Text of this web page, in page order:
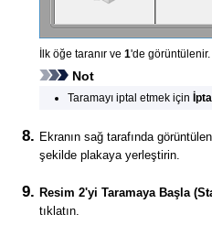
İlk öğe taranır ve1'de görüntülenir.
Not
Taramayı iptal etmek için İptal
Ekranın sağ tarafında
şekilde plakaya yerleştirin.
Resim 2'yi Taramaya Başla
tıklatın.